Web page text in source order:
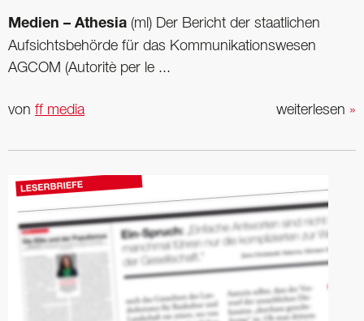
Medien – Athesia (ml) Der Bericht der staatlichen
Aufsichtsbehörde für das Kommunikationswesen
AGCOM (Autoritè per le ...
weiterlesen »
von ff media